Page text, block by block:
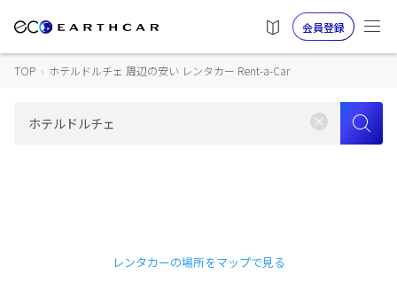
会員登録
TOP › ホテルドルチェ 周辺の安い レンタカー Rent-a-Car
レンタカーの場所をマップで見る